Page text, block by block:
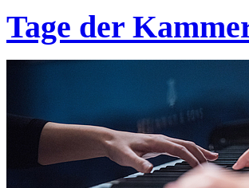
Tage der